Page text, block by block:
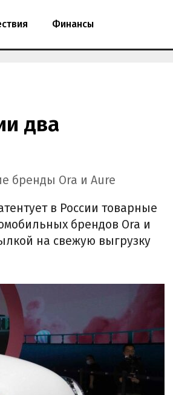
Финансы
два
бренды Ora и Aure
в России товарные
брендов Ora и
на свежую выгрузку